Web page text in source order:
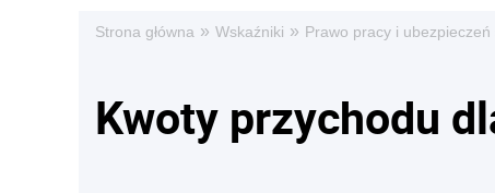
Strona główna » Wskaźniki » Prawo pracy i ubezpieczeń
Kwoty przychodu